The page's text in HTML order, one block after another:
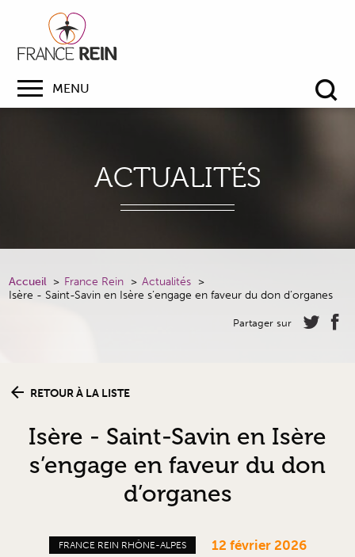
MENU
ACTUALITÉS
Accueil France Rein
Actualités
Isère - Saint-Savin en Isère s’engage en faveur du don d’organes
Partager sur
RETOUR À LA LISTE
Isère - Saint-Savin en Isère
s’engage en faveur du don
d’organes
FRANCE REIN RHÔNE-ALPES 12 février 2026